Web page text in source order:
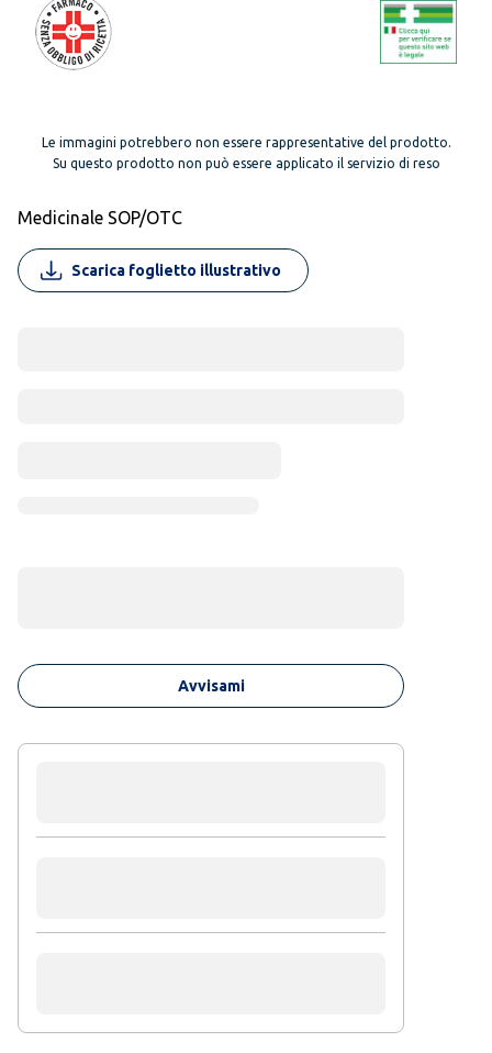
Le immagini potrebbero non essere rappresentative del prodotto.
Su questo prodotto non può essere applicato il servizio di reso
Medicinale SOP/OTC
Scarica foglietto illustrativo
Avvisami